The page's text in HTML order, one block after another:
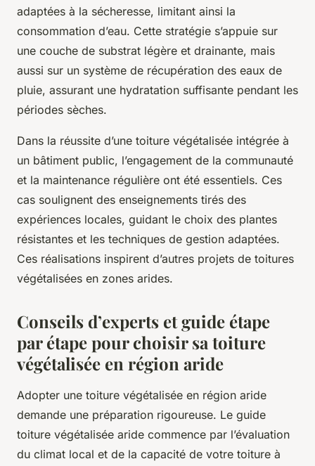
adaptées à la sécheresse, limitant ainsi la
consommation d’eau. Cette stratégie s’appuie sur
une couche de substrat légère et drainante, mais
aussi sur un système de récupération des eaux de
pluie, assurant une hydratation suffisante pendant les
périodes sèches.
Dans la réussite d’une toiture végétalisée intégrée à
un bâtiment public, l’engagement de la communauté
et la maintenance régulière ont été essentiels. Ces
cas soulignent des enseignements tirés des
expériences locales, guidant le choix des plantes
résistantes et les techniques de gestion adaptées.
Ces réalisations inspirent d’autres projets de toitures
végétalisées en zones arides.
Conseils d’experts et guide étape
par étape pour choisir sa toiture
végétalisée en région aride
Adopter une toiture végétalisée en région aride
demande une préparation rigoureuse. Le guide
toiture végétalisée aride commence par l’évaluation
du climat local et de la capacité de votre toiture à